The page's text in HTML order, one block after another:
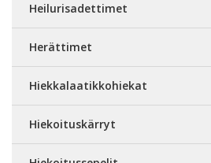
Heilurisadettimet
Herättimet
Hiekkalaatikkohiekat
Hiekoituskärryt